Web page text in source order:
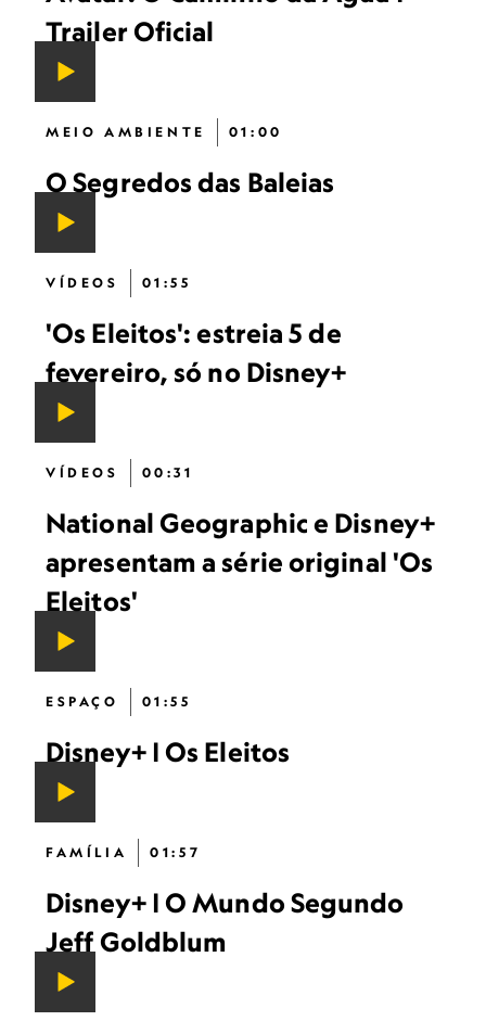
Trailer Oficial
MEIO AMBIENTE 01:00
O Segredos das Baleias
VÍDEOS 01:55
'Os Eleitos': estreia 5 de
fevereiro, só no Disney+
VÍDEOS 00:31
National Geographic e Disney+
apresentam a série original 'Os
Eleitos'
ESPAÇO 01:55
Disney+ | Os Eleitos
FAMÍLIA 01:57
Disney+ | O Mundo Segundo
Jeff Goldblum